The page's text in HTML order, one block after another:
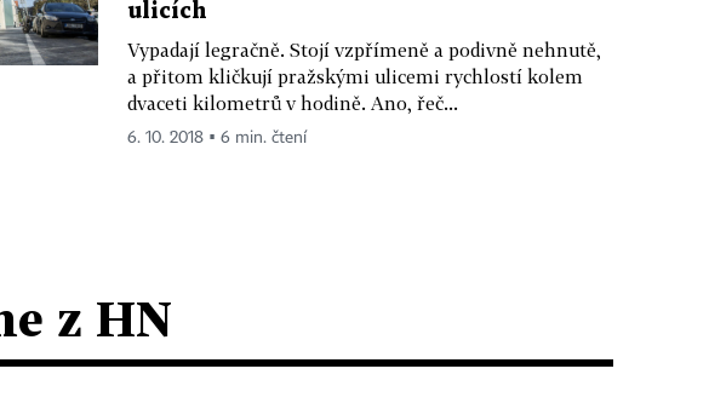
ulicích
Vypadají legračně. Stojí vzpřímeně a podivně nehnutě,
a přitom kličkují pražskými ulicemi rychlostí kolem
dvaceti kilometrů v hodině. Ano, řeč...
6. 10. 2018 ▪ 6 min. čtení
z HN